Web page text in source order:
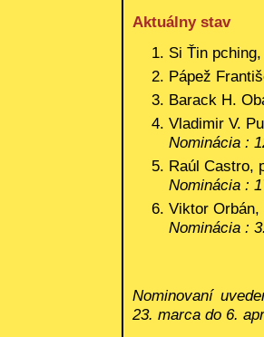
Aktuálny stav
Si Ťin
Pápež
Barack H.
Vladimir V.
Nominácia :
Raúl Castro,
Nominácia :
Viktor
Nominácia :
Nominovaní
23. marca do 6.